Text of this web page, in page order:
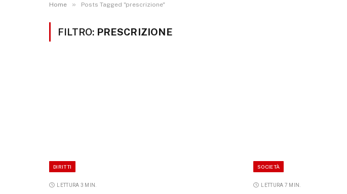
Home » Posts Tagged "prescrizione"
FILTRO: PRESCRIZIONE
DIRITTI
LETTURA 3 MIN.
SOCIETÀ
LETTURA 7 MIN.